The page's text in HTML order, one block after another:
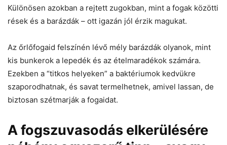
Különösen azokban a rejtett zugokban, mint a fogak közötti
rések és a barázdák – ott igazán jól érzik magukat.
Az őrlőfogaid felszínén lévő mély barázdák olyanok, mint
kis bunkerok a lepedék és az ételmaradékok számára.
Ezekben a “titkos helyeken” a baktériumok kedvükre
szaporodhatnak, és savat termelhetnek, amivel lassan, de
biztosan szétmarják a fogaidat.
A fogszuvasodás elkerülésére